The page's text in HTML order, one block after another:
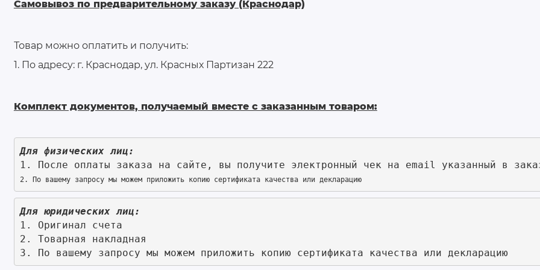
Самовывоз по предварительному заказу (Краснодар)
Товар можно оплатить и получить:
1. По адресу: г. Краснодар, ул. Красных Партизан 222
Комплект документов, получаемый вместе с заказанным товаром:
Для физических лиц:
1. После оплаты заказа на сайте, вы получите электронный чек на email указанный в
2. По вашему запросу мы можем приложить копию сертификата качества или декларацию
Для юридических лиц:
1. Оригинал счета
2. Товарная накладная
3. По вашему запросу мы можем приложить копию сертификата качества или декларацию